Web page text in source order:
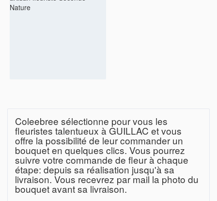
Coleebree sélectionne pour vous les
fleuristes talentueux à GUILLAC et vous
offre la possibilité de leur commander un
bouquet en quelques clics. Vous pourrez
suivre votre commande de fleur à chaque
étape: depuis sa réalisation jusqu'à sa
livraison. Vous recevrez par mail la photo du
bouquet avant sa livraison.